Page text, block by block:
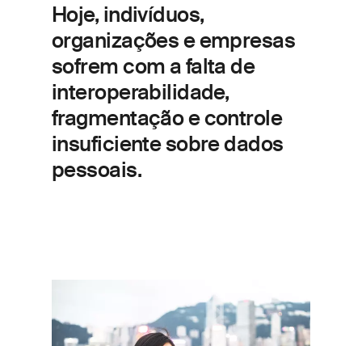
Hoje, indivíduos,
organizações e empresas
sofrem com a falta de
interoperabilidade,
fragmentação e controle
insuficiente sobre dados
pessoais.